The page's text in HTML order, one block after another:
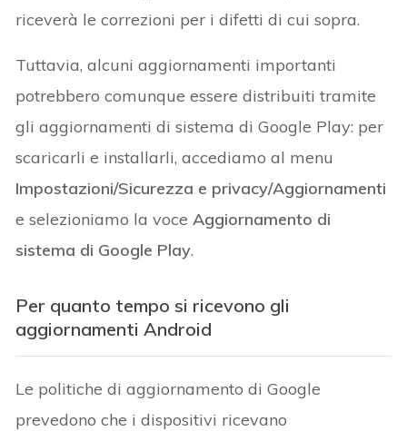
riceverà le correzioni per i difetti di cui sopra.
Tuttavia, alcuni aggiornamenti importanti
potrebbero comunque essere distribuiti tramite
gli aggiornamenti di sistema di Google Play: per
scaricarli e installarli, accediamo al menu
Impostazioni/Sicurezza e privacy/Aggiornamenti
e selezioniamo la voceAggiornamento di
sistema di Google Play.
Per quanto tempo si ricevono gli
aggiornamenti Android
Le politiche di aggiornamento di Google
prevedono che i dispositivi ricevano